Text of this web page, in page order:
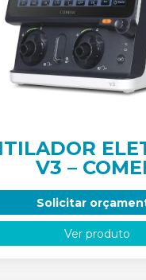
V3 –
Solicitar
Ver produto